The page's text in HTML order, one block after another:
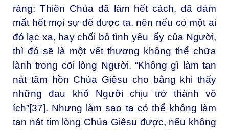
ràng: Thiên Chúa đã làm hết cách, đã dám
mất hết mọi sự để được ta, nên nếu có một ai
đó lạc xa, hay chối bỏ tình yêu ấy của Người,
thì đó sẽ là một vết thương không thể chữa
lành trong cõi lòng Người. “Không gì làm tan
nát tâm hồn Chúa Giêsu cho bằng khi thấy
những đau khổ Người chịu trở thành vô
ích”[37]. Nhưng làm sao ta có thể không làm
tan nát tim lòng Chúa Giêsu được, nếu không